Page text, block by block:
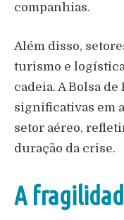
companhias.
Além disso,
turismo e
cadeia. A Bolsa
significativas em
setor aéreo,
duração da crise.
A